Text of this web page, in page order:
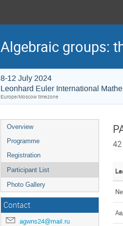
Algebraic groups:
8-12 July 2024
Leonhard Euler International
Europe/Moscow timezone
Overview
Programme
Registration
Participant List
Photo Gallery
Contact
agwns24@mail.ru